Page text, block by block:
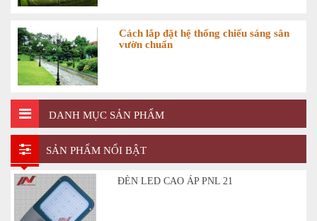
Cách lắp đặt hệ thống chiếu sáng sân
vườn chuẩn
DANH MỤC SẢN PHẨM
SẢN PHẨM NỔI BẬT
ĐÈN LED CAO ÁP PNL 21